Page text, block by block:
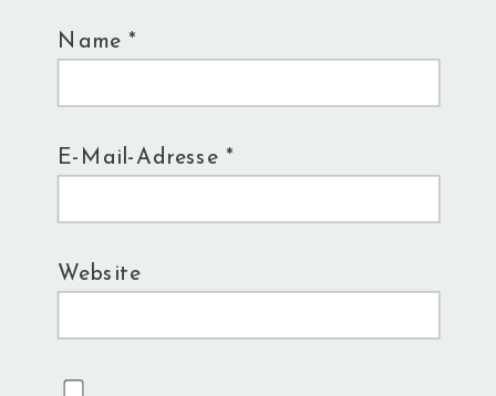
Name *
E-Mail-Adresse *
Website